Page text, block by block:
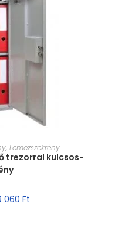
, Lemezszekrény
trezorral kulcsos-
060 Ft